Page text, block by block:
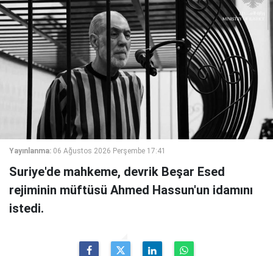
Yayınlanma: 06 Ağustos 2026 Perşembe 17:41
Suriye'de mahkeme, devrik Beşar Esed
rejiminin müftüsü Ahmed Hassun'un idamını
istedi.